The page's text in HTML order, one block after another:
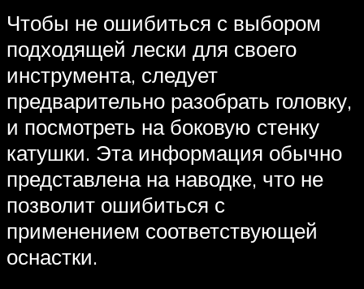
Чтобы не ошибиться с выбором
подходящей лески для своего
инструмента, следует
предварительно разобрать головку,
и посмотреть на боковую стенку
катушки. Эта информация обычно
представлена на наводке, что не
позволит ошибиться с
применением соответствующей
оснастки.